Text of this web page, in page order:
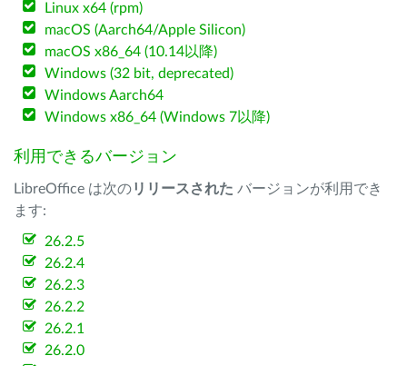
Linux x64 (rpm)
macOS (Aarch64/Apple Silicon)
macOS x86_64 (10.14以降)
Windows (32 bit, deprecated)
Windows Aarch64
Windows x86_64 (Windows 7以降)
利用できるバージョン
LibreOffice は次のリリースされた バージョンが利用でき
ます:
26.2.5
26.2.4
26.2.3
26.2.2
26.2.1
26.2.0